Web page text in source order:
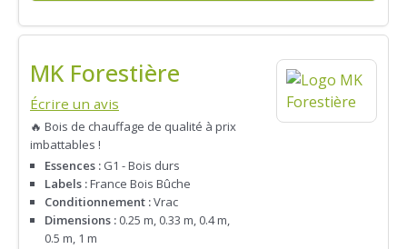
MK Forestière
Écrire un avis
🔥 Bois de chauffage de qualité à prix
imbattables !
Essences : G1 - Bois durs
Labels :France Bois Bûche
Conditionnement :Vrac
Dimensions : 0.25 m, 0.33 m, 0.4 m,
0.5 m, 1 m